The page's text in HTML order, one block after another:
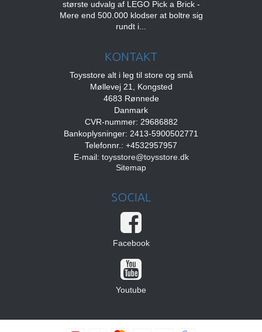
største udvalg af LEGO Pick a Brick -
Mere end 500.000 klodser at boltre sig
rundt i...
KONTAKT
Toysstore alt i leg til store og små
Møllevej 21, Kongsted
4683 Rønnede
Danmark
CVR-nummer: 29686882
Bankoplysninger: 2413-5900502771
Telefonnr.: +4532957957
E-mail: toysstore@toysstore.dk
Sitemap
SOCIAL
Facebook
Youtube